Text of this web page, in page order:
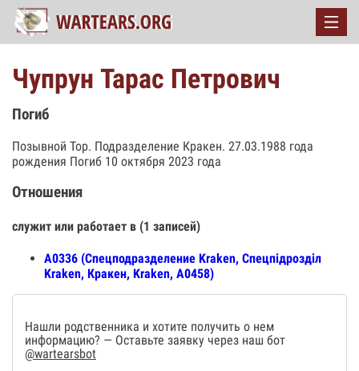
Чупрун Тарас Петрович
Погиб
Позывной Тор. Подразделение Кракен. 27.03.1988 года
рождения Погиб 10 октября 2023 года
Отношения
служит или работает в (1 записей)
А0336 (Спецподразделение Kraken, Спецпiдроздiл
Kraken, Кракен, Kraken, А0458)
Нашли родственника и хотите получить о нем
информацию? — Оставьте заявку через наш бот
@wartearsbot